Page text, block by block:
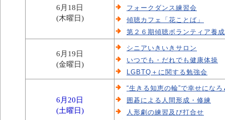
6月18日
(木曜日)
フォークダンス練習会
傾聴カフェ「花ことば」
第２６期傾聴ボランティア養
6月19日
(金曜日)
シニアいきいきサロン
いつでも・だれでも健康体操
LGBTQ＋に関する勉強会
6月20日
(土曜日)
“生きる知恵の輪”で幸せになろ
囲碁による人間形成・修練
人形劇の練習及び打合せ